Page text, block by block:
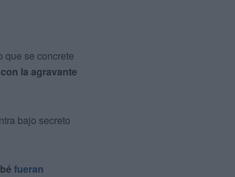
que se concrete
con la agravante
bajo secreto
fueran